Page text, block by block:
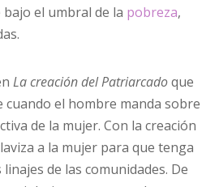
bajo el umbral de la pobreza,
La creación del Patriarcadoque
cuando el hombre manda sobre
de la mujer. Con la creación
a la mujer para que tenga
de las comunidades. De